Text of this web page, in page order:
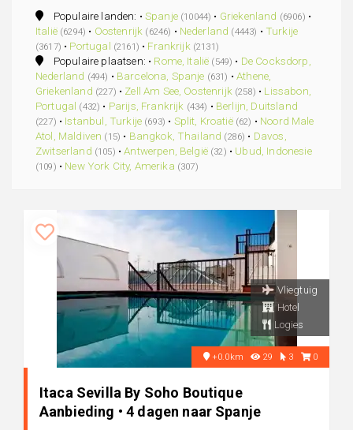
Populaire landen: •Spanje (10044) • Griekenland (6906) •
Italië (6294) • Oostenrijk (6246) • Nederland (4443) • Turkije
(3617) • Portugal (2161) • Frankrijk (2131)
Populaire plaatsen: • Rome, Italië (549) • De Cocksdorp,
Nederland (494) • Barcelona, Spanje (631) •Athene,
Griekenland (227) • Zell Am See, Oostenrijk (258) • Lissabon,
Portugal (432) • Parijs, Frankrijk (434) • Berlijn, Duitsland
(227) • Istanbul, Turkije (693) • Split, Kroatië (62) • Noord Male
Atol, Maldiven (15) • Bangkok, Thailand (286) • Davos,
Zwitserland (105) •Antwerpen, België (32) • Ubud, Indonesie
(109) • New York City, Amerika (307)
Vliegtuig
Hotel
Logies
+0.0km 29 3 0
Itaca Sevilla By Soho Boutique
Aanbieding • 4 dagen naar Spanje